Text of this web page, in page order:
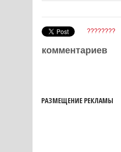
????????
комментариев
РАЗМЕЩЕНИЕ РЕКЛАМЫ